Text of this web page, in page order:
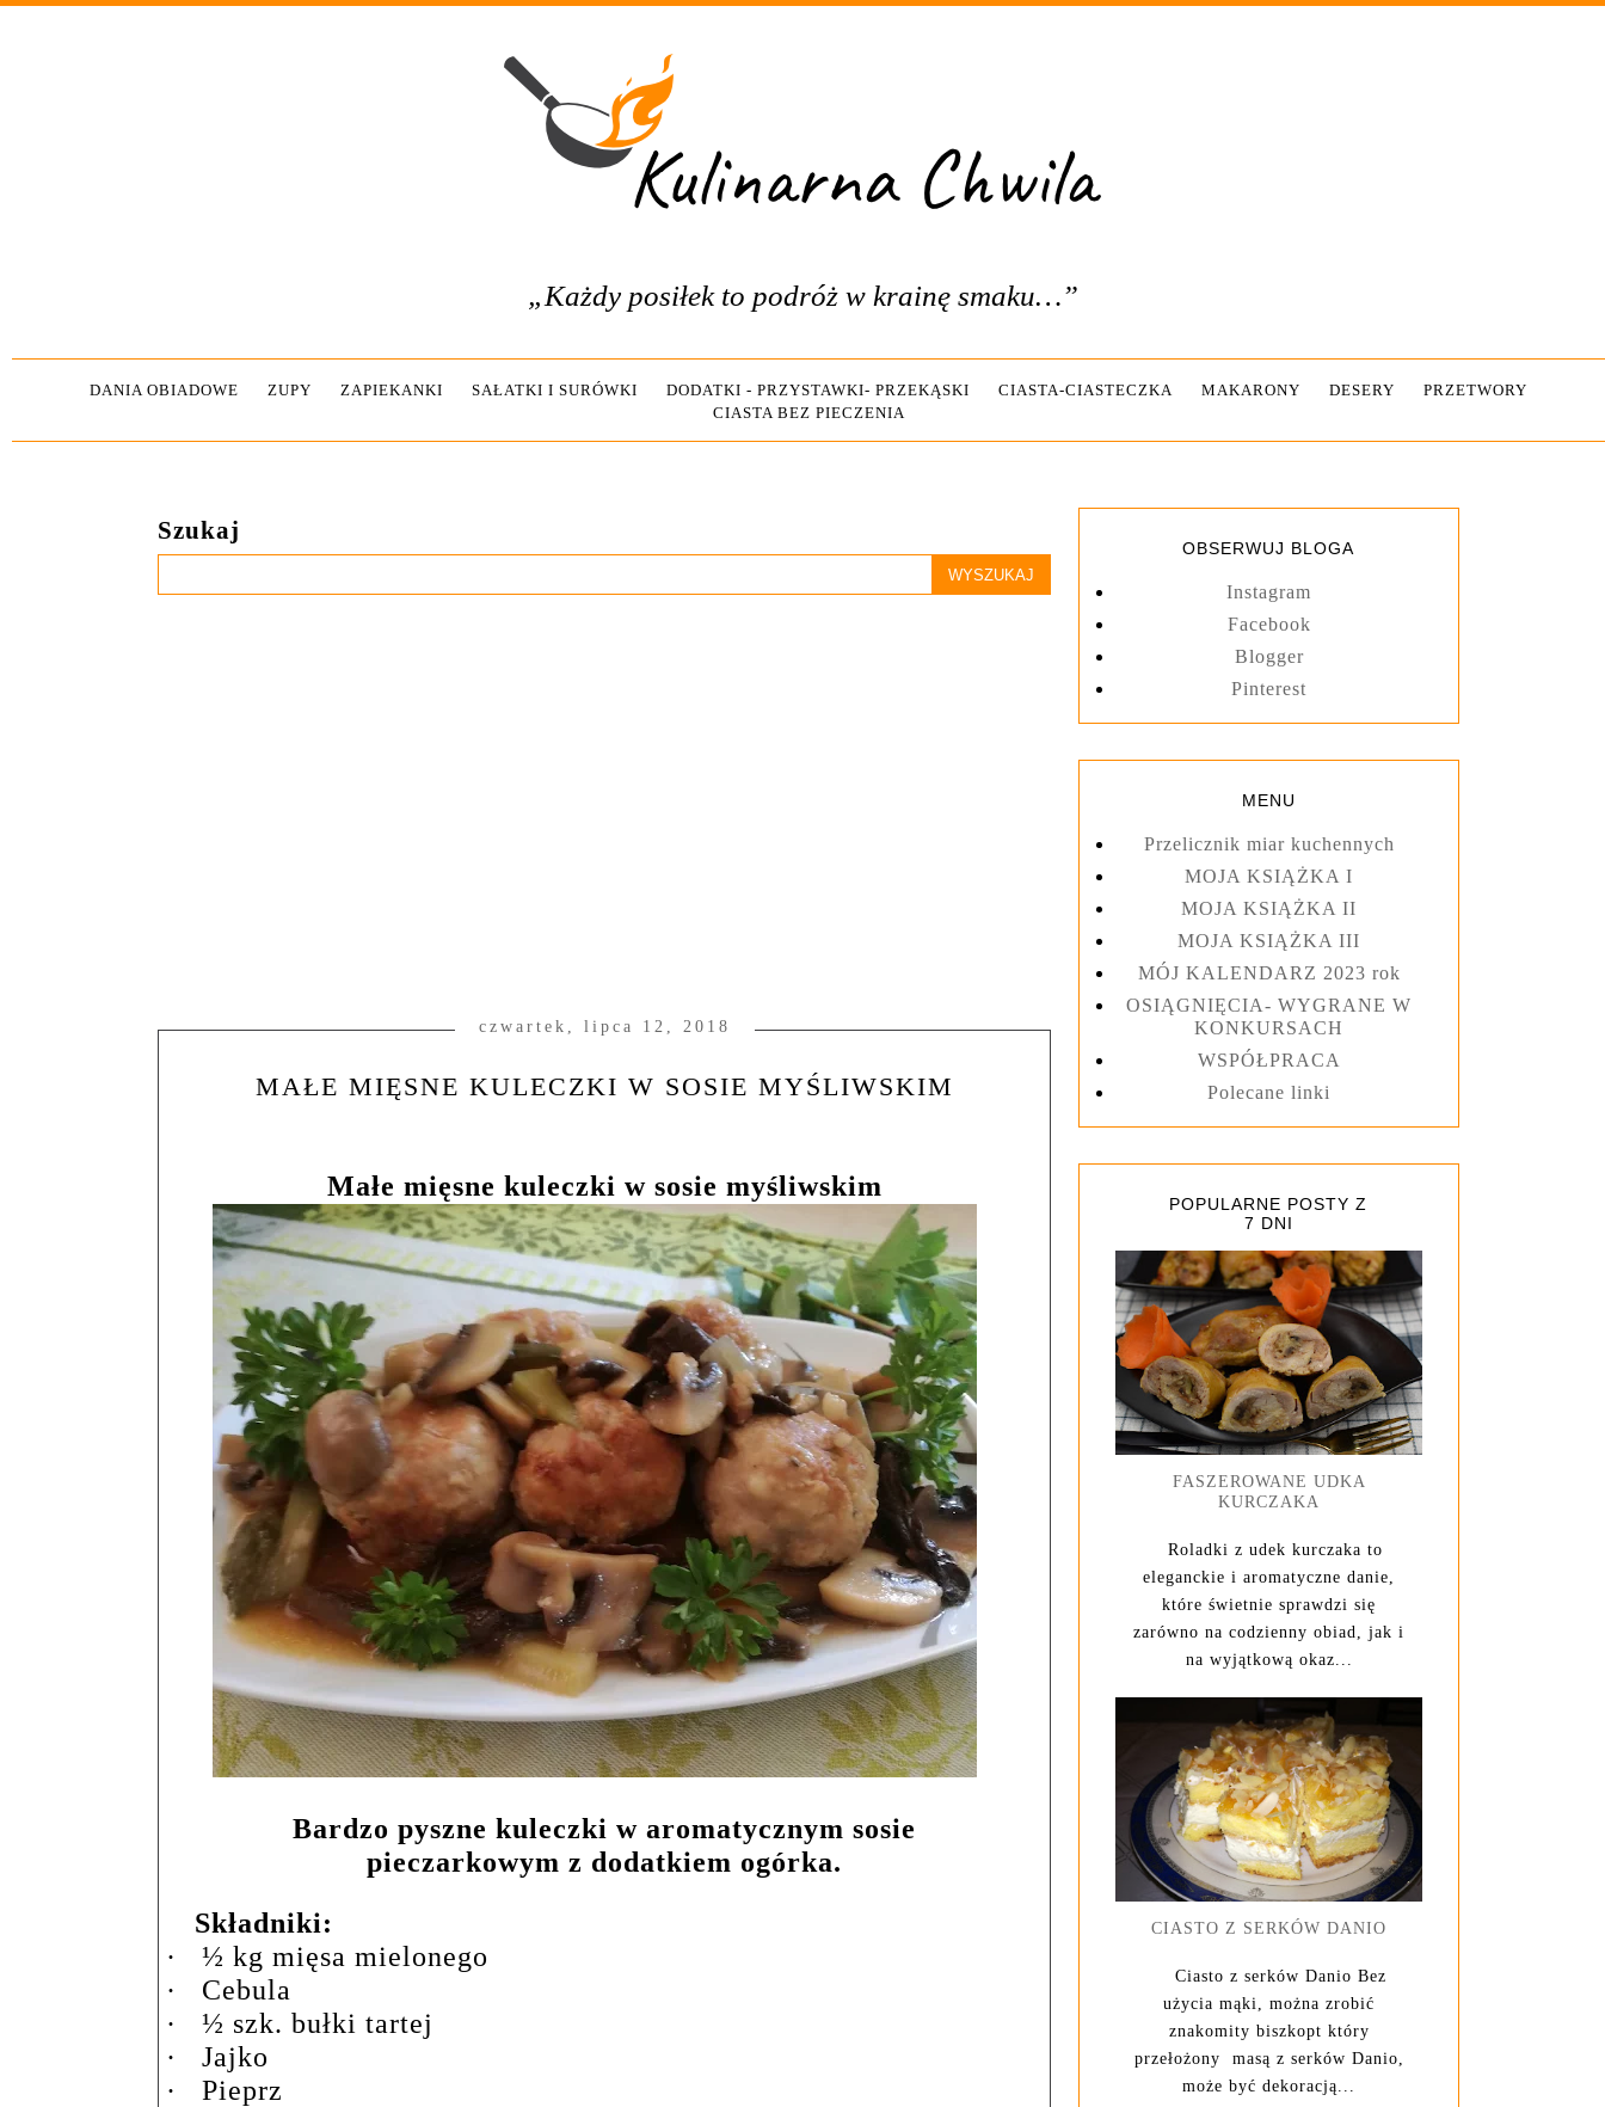
„Każdy posiłek to podróż w krainę smaku…”
DANIA OBIADOWE ZUPY ZAPIEKANKI SAŁATKI I SURÓWKI DODATKI - PRZYSTAWKI- PRZEKĄSKI CIASTA-CIASTECZKA MAKARONY DESERY
PRZETWORY
CIASTA BEZ PIECZENIA
Szukaj
czwartek, lipca 12, 2018
MAŁE MIĘSNE KULECZKI W SOSIE MYŚLIWSKIM
Małe mięsne kuleczki w sosie myśliwskim
Bardzo pyszne kuleczki w aromatycznym sosie
pieczarkowym z dodatkiem ogórka.
Składniki:
·
½ kg mięsa mielonego
·
Cebula
·
½ szk. bułki tartej
·
Jajko
·
Pieprz
OBSERWUJ BLOGA
Instagram
Facebook
Blogger
Pinterest
MENU
Przelicznik miar kuchennych
MOJA KSIĄŻKA I
MOJA KSIĄŻKA II
MOJA KSIĄŻKA III
MÓJ KALENDARZ 2023 rok
OSIĄGNIĘCIA- WYGRANE W
KONKURSACH
WSPÓŁPRACA
Polecane linki
POPULARNE POSTY Z
7 DNI
FASZEROWANE UDKA
KURCZAKA
Roladki z udek kurczaka to
eleganckie i aromatyczne danie,
które świetnie sprawdzi się
zarówno na codzienny obiad, jak i
na wyjątkową okaz...
CIASTO Z SERKÓW DANIO
Ciasto z serków Danio Bez
użycia mąki, można zrobić
znakomity biszkopt który
przełożony masą z serków Danio,
może być dekoracją...